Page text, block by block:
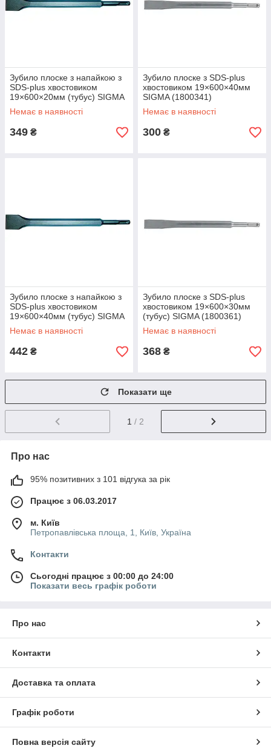
Зубило плоске з напайкою з
SDS-plus хвостовиком
19×600×20мм (тубус) SIGMA
(1800331)
Немає в наявності
349 ₴
Зубило плоске з SDS-plus
хвостовиком 19×600×40мм
SIGMA (1800341)
Немає в наявності
300 ₴
Зубило плоске з напайкою з
SDS-plus хвостовиком
19×600×40мм (тубус) SIGMA
(1800351)
Немає в наявності
442 ₴
Зубило плоске з SDS-plus
хвостовиком 19×600×30мм
(тубус) SIGMA (1800361)
Немає в наявності
368 ₴
Показати ще
1 / 2
Про нас
95% позитивних з 101 відгука за рік
Працює з 06.03.2017
м. Київ
Петропавлівська площа, 1, Київ, Україна
Контакти
Сьогодні працює з 00:00 до 24:00
Показати весь графік роботи
Про нас
Контакти
Доставка та оплата
Графік роботи
Повна версія сайту